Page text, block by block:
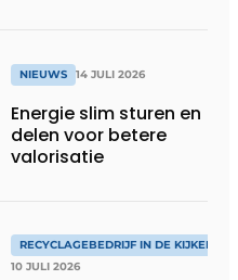
NIEUWS 14 JULI 2026
Energie slim sturen en
delen voor betere
valorisatie
RECYCLAGEBEDRIJF IN DE KIJKER
10 JULI 2026